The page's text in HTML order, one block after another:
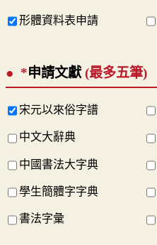
形體資料表申請
*申請文獻(最多五筆)
宋元以來俗字譜
中文大辭典
中國書法大字典
學生簡體字字典
書法字彙